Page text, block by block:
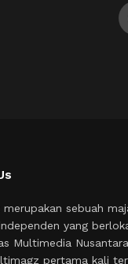
sebuah
yang
Multimedia Nusantara
pertama kali